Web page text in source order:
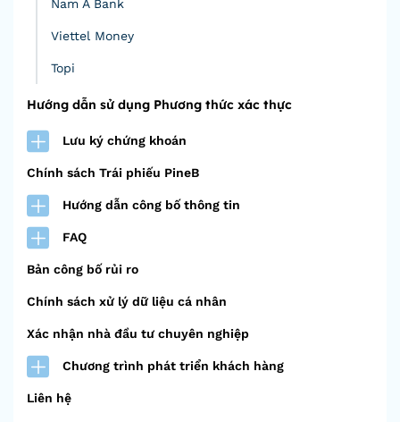
Nam A Bank
Viettel Money
Topi
Hướng dẫn sử dụng Phương thức xác thực
Lưu ký chứng khoán
Chính sách Trái phiếu PineB
Hướng dẫn công bố thông tin
FAQ
Bản công bố rủi ro
Chính sách xử lý dữ liệu cá nhân
Xác nhận nhà đầu tư chuyên nghiệp
Chương trình phát triển khách hàng
Liên hệ